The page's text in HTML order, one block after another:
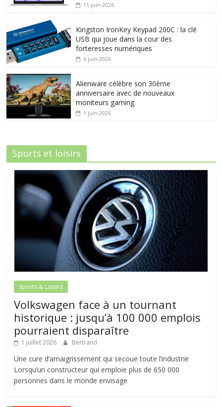
11 juin 2026
Kingston IronKey Keypad 200C : la clé
USB qui joue dans la cour des
forteresses numériques
6 juin 2026
Alienware célèbre son 30ème
anniversaire avec de nouveaux
moniteurs gaming
1 juin 2026
Sports et loisirs
Sports & Loisirs
Volkswagen face à un tournant
historique : jusqu’à 100 000 emplois
pourraient disparaître
1 juillet 2026 Bertrand
Une cure d’amaigrissement qui secoue toute l’industrie
Lorsqu’un constructeur qui emploie plus de 650 000
personnes dans le monde envisage